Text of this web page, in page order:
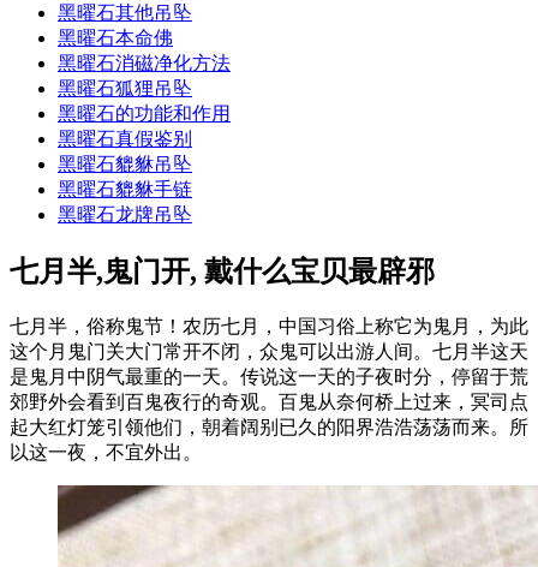
黑曜石其他吊坠
黑曜石本命佛
黑曜石消磁净化方法
黑曜石狐狸吊坠
黑曜石的功能和作用
黑曜石真假鉴别
黑曜石貔貅吊坠
黑曜石貔貅手链
黑曜石龙牌吊坠
七月半,鬼门开, 戴什么宝贝最辟邪
七月半，俗称鬼节！农历七月，中国习俗上称它为鬼月，为此
这个月鬼门关大门常开不闭，众鬼可以出游人间。七月半这天
是鬼月中阴气最重的一天。传说这一天的子夜时分，停留于荒
郊野外会看到百鬼夜行的奇观。百鬼从奈何桥上过来，冥司点
起大红灯笼引领他们，朝着阔别已久的阳界浩浩荡荡而来。所
以这一夜，不宜外出。